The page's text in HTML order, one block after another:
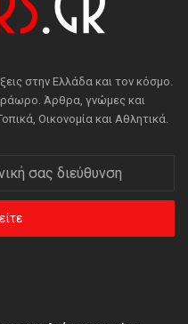
στην Ελλάδα και τον κόσμο.
Άρθρα, γνώμες και
Οικονομία και Αθλητικά.